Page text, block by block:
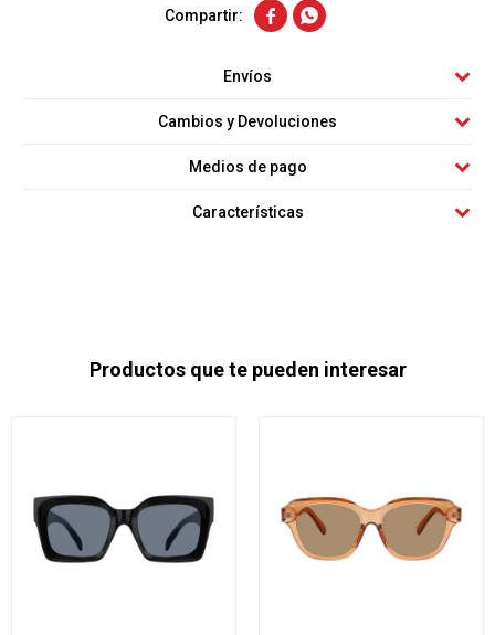
 
Envíos
Cambios y Devoluciones
Medios de pago
Características
Productos que te pueden interesar